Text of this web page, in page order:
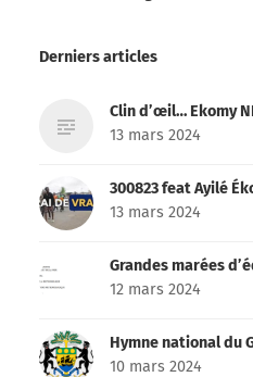
Derniers articles
Clin d’œil… Ekomy
13 mars 2024
300823 feat Ayilé
13 mars 2024
Grandes marées
12 mars 2024
Hymne national du
10 mars 2024